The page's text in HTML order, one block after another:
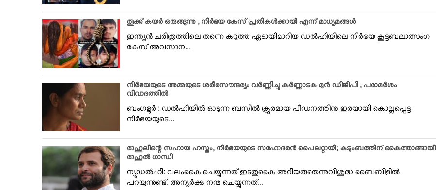
തൂക്ക് കയര്‍ ഒരുങ്ങുന്നു ; നിര്‍ഭയ കേസ് പ്രതികള്‍ക്കായി എന്ന് മാധ്യമങ്ങള്‍
ഇന്ത്യന്‍ ചരിത്രത്തിലെ തന്നെ കറുത്ത ഏടായിമാറിയ ഡല്‍ഹിയിലെ നിര്‍ഭയ കൂട്ടബലാത്സംഗ
കേസ് അവസാന...
നിര്‍ഭയയുടെ അമ്മയുടെ ശരീരസൗന്ദര്യം വര്‍ണ്ണിച്ചു കര്‍ണ്ണാടക മുന്‍ ഡിജിപി ; പരാമര്‍ശം
വിവാദത്തില്‍
ബംഗളുര്‍ : ഡല്‍ഹിയില്‍ ഓടുന്ന ബസില്‍ ക്രൂരമായ പീഡനത്തിനു ഇരയായി കൊല്ലപ്പെട്ട
നിര്‍ഭയയുടെ...
രാഹുലിന്റെ സഹായ ഹസ്തം; നിര്‍ഭയയുടെ സഹോദരന്‍ പൈലറ്റായി; കുടുംബത്തിന് കൈത്താങ്ങായി
രാഹുല്‍ ഗാന്ധി
ന്യൂഡല്‍ഹി: വലംകൈ ചെയ്യുന്നത് ഇടതുകൈ അറിയരുതെന്നുവിശുദ്ധ ബൈബിളില്‍
പറയുന്നുണ്ട്. അന്യര്‍ക്കു നന്മ ചെയ്യുന്നത്...